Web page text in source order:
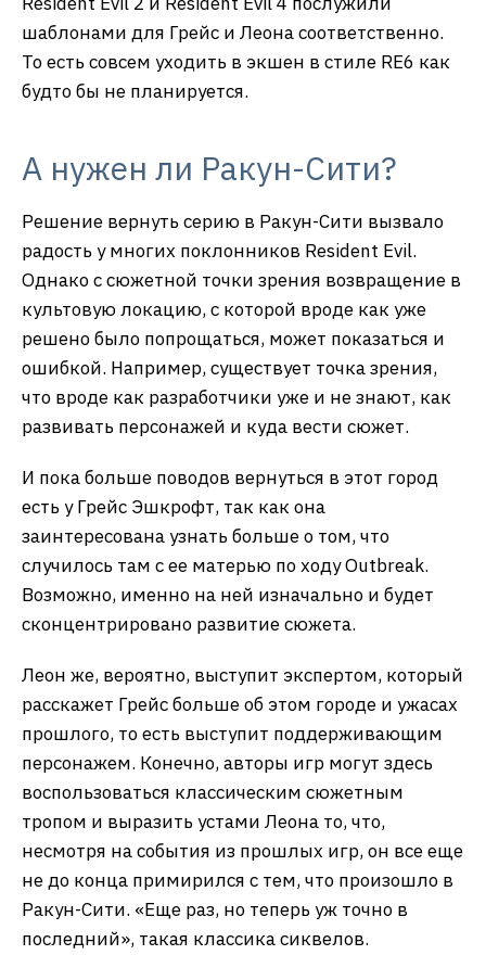
шаблонами для Грейс и Леона соответственно.
То есть совсем уходить в экшен в стиле RE6 как
будто бы не планируется.
А нужен ли Ракун-Сити?
Решение вернуть серию в Ракун-Сити вызвало
радость у многих поклонников Resident Evil.
Однако с сюжетной точки зрения возвращение в
культовую локацию, с которой вроде как уже
решено было попрощаться, может показаться и
ошибкой. Например, существует точка зрения,
что вроде как разработчики уже и не знают, как
развивать персонажей и куда вести сюжет.
И пока больше поводов вернуться в этот город
есть у Грейс Эшкрофт, так как она
заинтересована узнать больше о том, что
случилось там с ее матерью по ходу Outbreak.
Возможно, именно на ней изначально и будет
сконцентрировано развитие сюжета.
Леон же, вероятно, выступит экспертом, который
расскажет Грейс больше об этом городе и ужасах
прошлого, то есть выступит поддерживающим
персонажем. Конечно, авторы игр могут здесь
воспользоваться классическим сюжетным
тропом и выразить устами Леона то, что,
несмотря на события из прошлых игр, он все еще
не до конца примирился с тем, что произошло в
Ракун-Сити. «Еще раз, но теперь уж точно в
последний», такая классика сиквелов.